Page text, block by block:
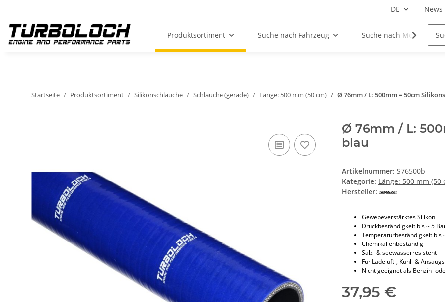
DE News
Produktsortiment Suche nach Fahrzeug Suche nach Motor
Startseite Produktsortiment Silikonschläuche Schläuche (gerade) Länge: 500 mm (50 cm) Ø 76mm / L: 500mm = 50cm
Ø 76mm / L:
blau
Artikelnummer: S76500b
Kategorie: Länge: 500 mm (50
Hersteller:
Gewebeverstärktes Silikon
Druckbeständigkeit bis ~ 5
Temperaturbeständigkeit bis
Chemikalienbeständig
Salz- & seewasserresistent
Für Ladeluft-, Kühl- &
Nicht geeignet als Benzin-
37,95 €